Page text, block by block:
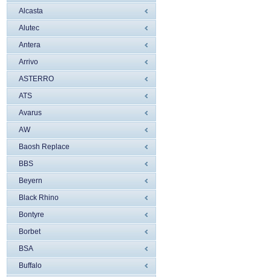
Alcasta
Alutec
Antera
Arrivo
ASTERRO
ATS
Avarus
AW
Baosh Replace
BBS
Beyern
Black Rhino
Bontyre
Borbet
BSA
Buffalo